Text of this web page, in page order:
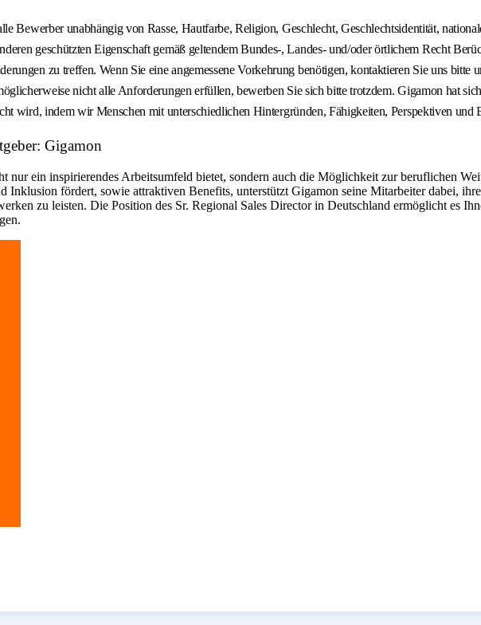
Bewerber unabhängig von Rasse, Hautfarbe, Religion, Geschlecht, Geschlechtsidentität,
geschützten Eigenschaft gemäß geltendem Bundes-, Landes- und/oder örtlichem Recht
zu treffen. Wenn Sie eine angemessene Vorkehrung benötigen, kontaktieren Sie uns
nicht alle Anforderungen erfüllen, bewerben Sie sich bitte trotzdem. Gigamon hat
wird, indem wir Menschen mit unterschiedlichen Hintergründen, Fähigkeiten, Perspektiven und
Gigamon
nur ein inspirierendes Arbeitsumfeld bietet, sondern auch die Möglichkeit zur beruflichen
fördert, sowie attraktiven Benefits, unterstützt Gigamon seine Mitarbeiter dabei,
zu leisten. Die Position des Sr. Regional Sales Director in Deutschland ermöglicht es